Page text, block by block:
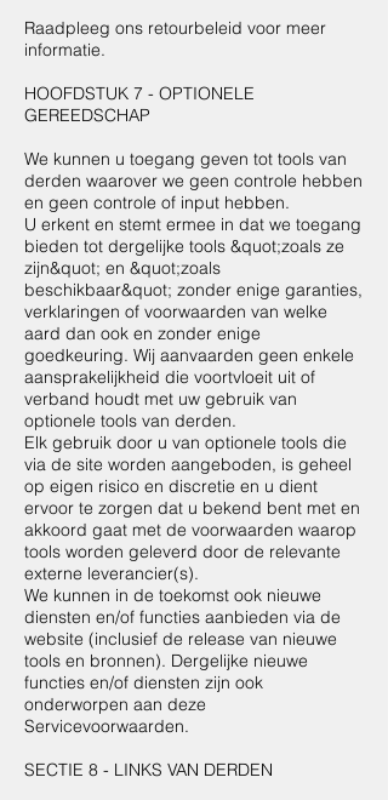
Raadpleeg ons retourbeleid voor meer
informatie.
HOOFDSTUK 7 - OPTIONELE
GEREEDSCHAP
We kunnen u toegang geven tot tools van
derden waarover we geen controle hebben
en geen controle of input hebben.
U erkent en stemt ermee in dat we toegang
bieden tot dergelijke tools &quot;zoals ze
zijn&quot; en &quot;zoals
beschikbaar&quot; zonder enige garanties,
verklaringen of voorwaarden van welke
aard dan ook en zonder enige
goedkeuring. Wij aanvaarden geen enkele
aansprakelijkheid die voortvloeit uit of
verband houdt met uw gebruik van
optionele tools van derden.
Elk gebruik door u van optionele tools die
via de site worden aangeboden, is geheel
op eigen risico en discretie en u dient
ervoor te zorgen dat u bekend bent met en
akkoord gaat met de voorwaarden waarop
tools worden geleverd door de relevante
externe leverancier(s).
We kunnen in de toekomst ook nieuwe
diensten en/of functies aanbieden via de
website (inclusief de release van nieuwe
tools en bronnen). Dergelijke nieuwe
functies en/of diensten zijn ook
onderworpen aan deze
Servicevoorwaarden.
SECTIE 8 - LINKS VAN DERDEN